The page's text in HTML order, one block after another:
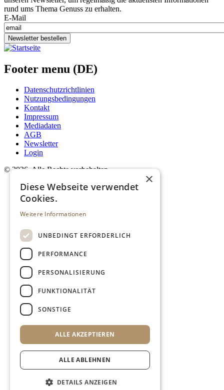
rund ums Thema Genuss zu erhalten.
E-Mail
Newsletter bestellen
Footer menu (DE)
Datenschutzrichtlinien
Nutzungsbedingungen
Kontakt
Impressum
Mediadaten
AGB
Newsletter
Login
© 2026. Alle Rechte vorbehalten.
×
Diese Webseite verwendet
Cookies.
Weitere Informationen
UNBEDINGT ERFORDERLICH
PERFORMANCE
PERSONALISIERUNG
FUNKTIONALITÄT
SONSTIGE
ALLE AKZEPTIEREN
ALLE ABLEHNEN
DETAILS ANZEIGEN